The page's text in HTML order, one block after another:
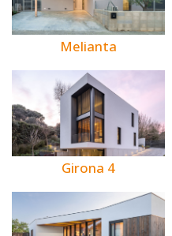
Melianta
Girona 4